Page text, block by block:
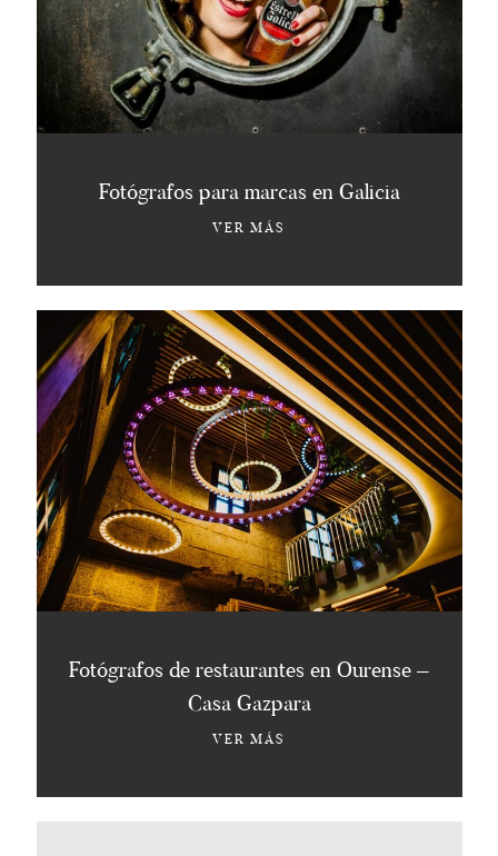
Fotógrafos para marcas en Galicia
VER MÁS
Fotógrafos de restaurantes en Ourense –
Casa Gazpara
VER MÁS
ADVERTISING PHOTOGRAPHERS
GALICIA
HOLA@HUMONKI.COM